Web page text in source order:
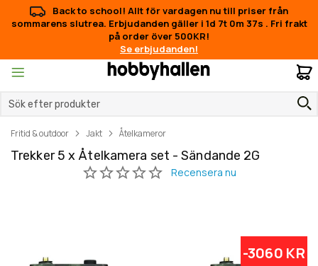
Back to school! Allt för vardagen nu till priser från
sommarens slutrea. Erbjudanden gäller i 1d 7t 0m 37s . Fri frakt
på order över 500KR!
Se erbjudanden!
Fritid & outdoor Jakt Åtelkameror
Trekker 5 x Åtelkamera set - Sändande 2G
-3060 KR